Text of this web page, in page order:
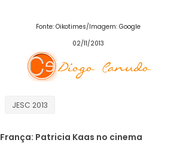
Fonte: Oikotimes/Imagem: Google
02/11/2013
JESC 2013
França: Patricia Kaas no cinema